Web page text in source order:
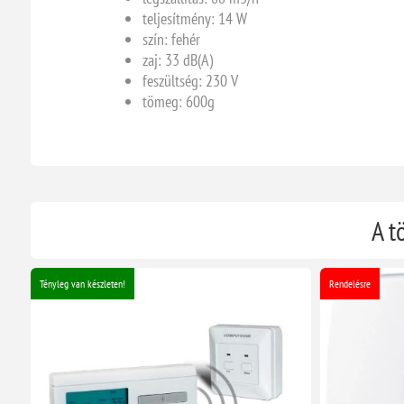
teljesítmény: 14 W
szín: fehér
zaj: 33 dB(A)
feszültség: 230 V
tömeg: 600g
A
Tényleg van készleten! Rendelésre